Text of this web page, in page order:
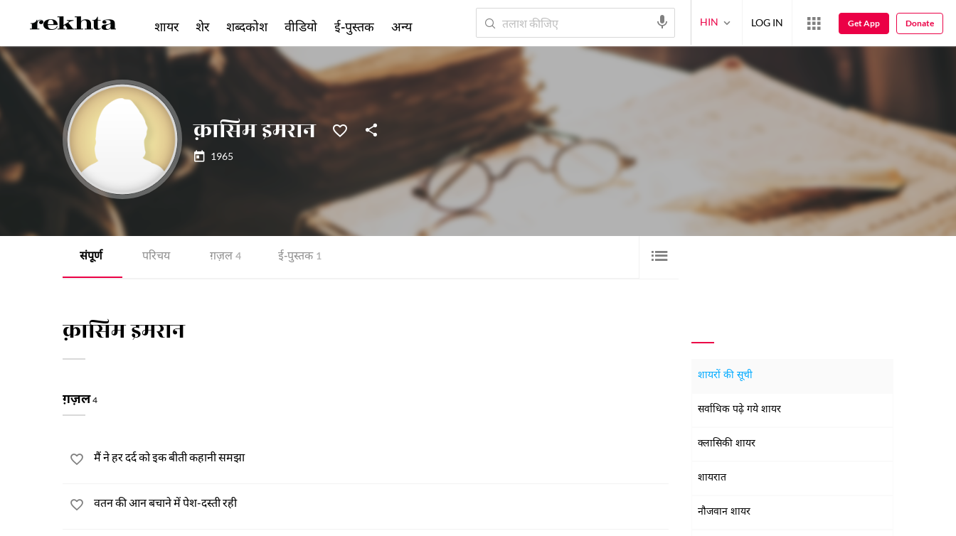
क़ासिम इमरान
1965
संपूर्ण परिचय ग़ज़ल 4 ई-पुस्तक 1
क़ासिम इमरान
ग़ज़ल4
मैं ने हर दर्द को इक बीती कहानी समझा
वतन की आन बचाने में पेश-दस्ती रही
शायरों की सूची
सर्वाधिक पढ़े गये शायर
क्लासिकी शायर
शायरात
नौजवान शायर
शायर शेर शब्दकोश वीडियो ई-पुस्तक अन्य HIN LOG IN Get App Donate